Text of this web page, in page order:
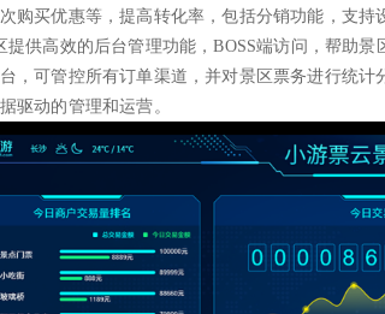
购买优惠等，提高转化率，包括分销功能，支持
提供高效的后台管理功能，BOSS端访问，帮助
，可管控所有订单渠道，并对景区票务进行统
驱动的管理和运营。